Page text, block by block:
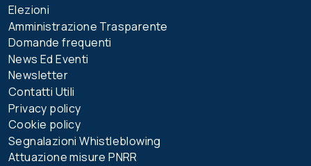
Elezioni
Amministrazione Trasparente
Domande frequenti
News Ed Eventi
Newsletter
Contatti Utili
Privacy policy
Cookie policy
Segnalazioni Whistleblowing
Attuazione misure PNRR